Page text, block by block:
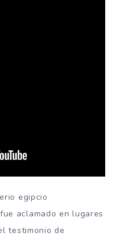
egipcio
aclamado en lugares
testimonio de